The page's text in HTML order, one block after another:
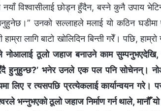
विश्‍वासीलाई छोड्न हुँदैन, बस्ने कुनै उपाय
उनको सल्लाहले मलाई यो कठिन घडीमा
लागि बाटो खोलिदिन बिन्ती गरेँ। पछि,
नोआलाई ठूलो जहाज बनाउने काम सुम्पनुभएदेखि,
हुनुहुन्छ?’ भनेर उनले एक पल पनि सोचेनन्।
लिए र त्यसपछि प्रत्येकलाई कार्यान्वयन गरे।
भन्नुभएको ठूलो जहाज निर्माण गर्न थाले, मानौँ